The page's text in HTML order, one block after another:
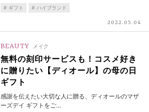
ギフト ハイブランド
2022.05.04
BEAUTY メイク
無料の刻印サービスも！コスメ好き
に贈りたい【ディオール】の母の日
ギフト
感謝を伝えたい大切な人に贈る、ディオールのマザ
ーズデイ ギフトをご…